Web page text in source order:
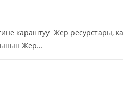
караштуу Жер ресурстары,
Жер…